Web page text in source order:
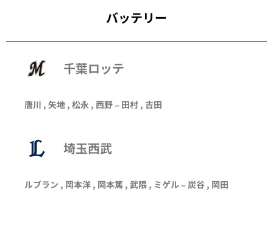
バッテリー
千葉ロッテ
唐川 , 矢地 , 松永 , 西野– 田村 , 吉田
埼玉西武
ルブラン , 岡本洋 , 岡本篤 , 武隈 , ミゲル – 炭谷 , 岡田